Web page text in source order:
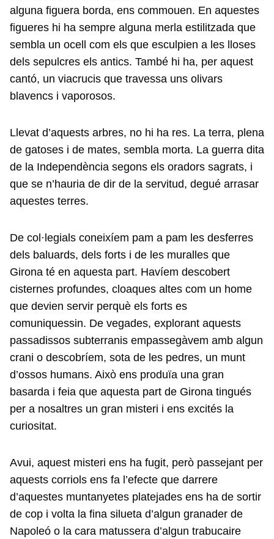
alguna figuera borda, ens commouen. En aquestes
figueres hi ha sempre alguna merla estilitzada que
sembla un ocell com els que esculpien a les lloses
dels sepulcres els antics. També hi ha, per aquest
cantó, un viacrucis que travessa uns olivars
blavencs i vaporosos.
Llevat d’aquests arbres, no hi ha res. La terra, plena
de gatoses i de mates, sembla morta. La guerra dita
de la Independència segons els oradors sagrats, i
que se n’hauria de dir de la servitud, degué arrasar
aquestes terres.
De col·legials coneixíem pam a pam les desferres
dels baluards, dels forts i de les muralles que
Girona té en aquesta part. Havíem descobert
cisternes profundes, cloaques altes com un home
que devien servir perquè els forts es
comuniquessin. De vegades, explorant aquests
passadissos subterranis empassegàvem amb algun
crani o descobríem, sota de les pedres, un munt
d’ossos humans. Això ens produïa una gran
basarda i feia que aquesta part de Girona tingués
per a nosaltres un gran misteri i ens excités la
curiositat.
Avui, aquest misteri ens ha fugit, però passejant per
aquests corriols ens fa l’efecte que darrere
d’aquestes muntanyetes platejades ens ha de sortir
de cop i volta la fina silueta d’algun granader de
Napoleó o la cara matussera d’algun trabucaire